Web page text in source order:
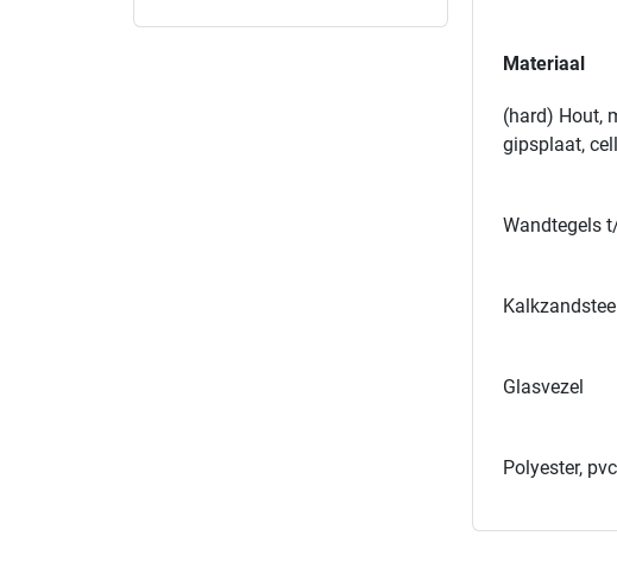
Materiaal
(hard) Hout,
gipsplaat,
Wandtegels
Glasvezel
Polyester,